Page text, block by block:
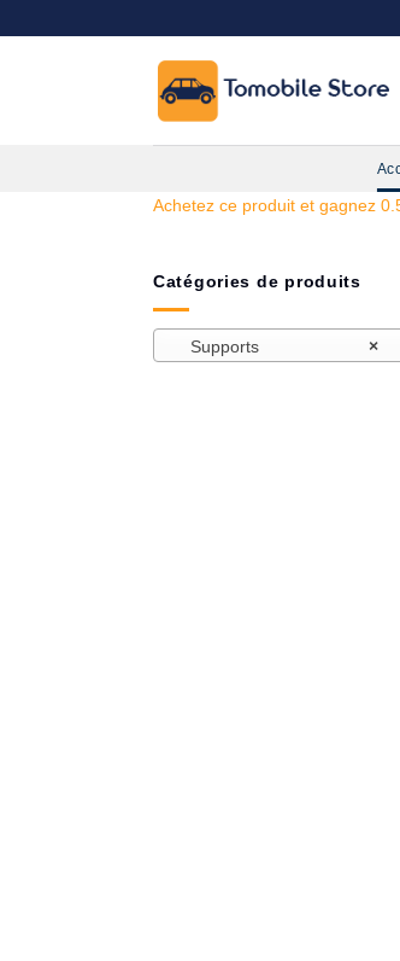
au
Achetez ce produit et gagnez
Catégories de produits
×
Supports